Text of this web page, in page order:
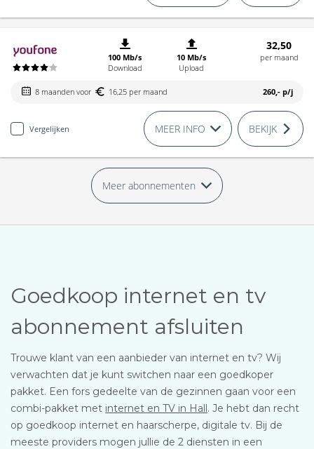
100 Mb/s
Download
10 Mb/s
Upload
32,50
per maand
8 maanden voor 16,25 per maand 260,- p/j
Vergelijken MEER INFO BEKIJK
Meer abonnementen
Goedkoop internet en tv
abonnement afsluiten
Trouwe klant van een aanbieder van internet en tv? Wij
verwachten dat je kunt switchen naar een goedkoper
pakket. Een fors gedeelte van de gezinnen gaan voor een
combi-pakket met internet en TV in Hall. Je hebt dan recht
op goedkoop internet en haarscherpe, digitale tv. Bij de
meeste providers mogen jullie de 2 diensten in een